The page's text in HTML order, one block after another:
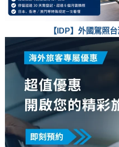
【IDP】外國駕照